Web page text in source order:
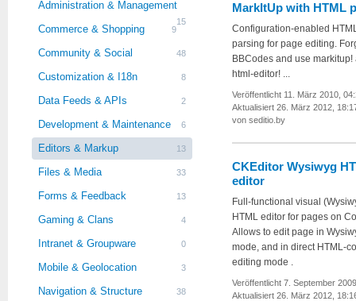
Administration & Management
15
Commerce & Shopping 9
Community & Social 48
Customization & I18n 8
Data Feeds & APIs 2
Development & Maintenance 6
Editors & Markup 13
Files & Media 33
Forms & Feedback 13
Gaming & Clans 4
Intranet & Groupware 0
Mobile & Geolocation 3
Navigation & Structure 38
MarkItUp with HTML
Configuration-enabled
parsing for page editing.
BBCodes and use markitup!
html-editor! ...
Veröffentlicht 11. März 2010,
Aktualisiert 26. März 2012,
von seditio.by
CKEditor Wysiwyg
editor
Full-functional visual
HTML editor for pages on
Allows to edit page in
mode, and in direct HTML-
editing mode .
Veröffentlicht 7. September
Aktualisiert 26. März 2012,